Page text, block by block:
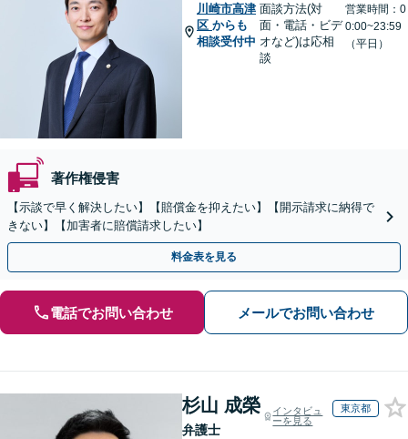
川崎市高津
区 からも
相談受付中
面談方法(対
面・電話・ビデ
オなど)は応相
談
営業時間：0
0:00~23:59
（平日）
著作権侵害
【示談で早く解決したい】【賠償金を抑えたい】【開示請求に納得で
きない】【加害者に賠償請求したい】
料金表を見る
電話でお問い合わせ メールでお問い合わせ
杉山 成榮
弁護士
インタビュ
ーを見る
東京都